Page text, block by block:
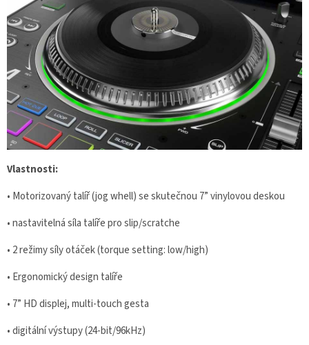
Vlastnosti:
• Motorizovaný talíř (jog whell) se skutečnou 7” vinylovou deskou
• nastavitelná síla talíře pro slip/scratche
• 2 režimy síly otáček (torque setting: low/high)
• Ergonomický design talíře
• 7” HD displej, multi-touch gesta
• digitální výstupy (24-bit/96kHz)